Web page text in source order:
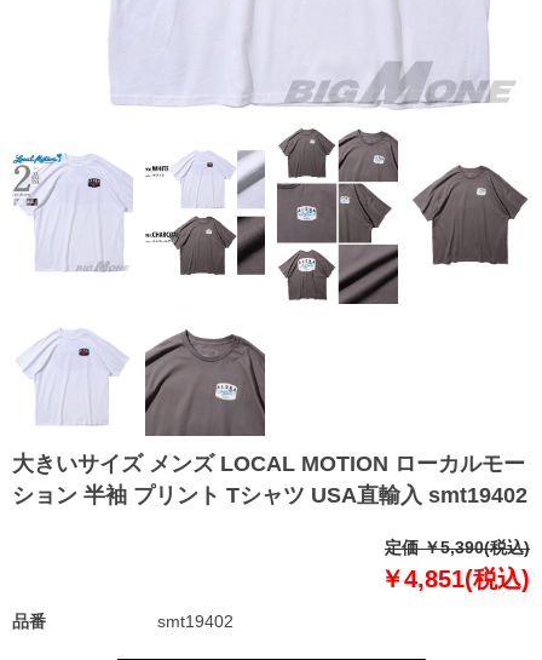
大きいサイズ メンズ LOCAL MOTION ローカルモー
ション 半袖 プリント Tシャツ USA直輸入 smt19402
定価 ￥5,390(税込)
￥4,851(税込)
品番 smt19402